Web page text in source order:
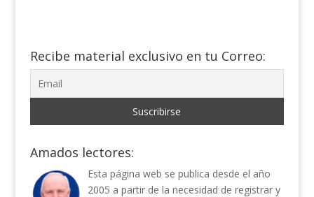
Recibe material exclusivo en tu Correo:
Amados lectores:
Esta página web se publica desde el año
2005 a partir de la necesidad de registrar y